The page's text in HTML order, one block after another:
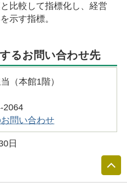
比較して指標化し、経営
示す指標。
るお問い合わせ先
（本館1階）
2064​​​​​​​
問い合わせ
日